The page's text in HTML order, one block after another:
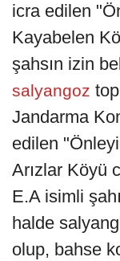
icra edilen
Kayabelen
şahsın izin
salyangoz
Jandarma
edilen
Arızlar Köyü
E.A isimli
halde
olup, bahse